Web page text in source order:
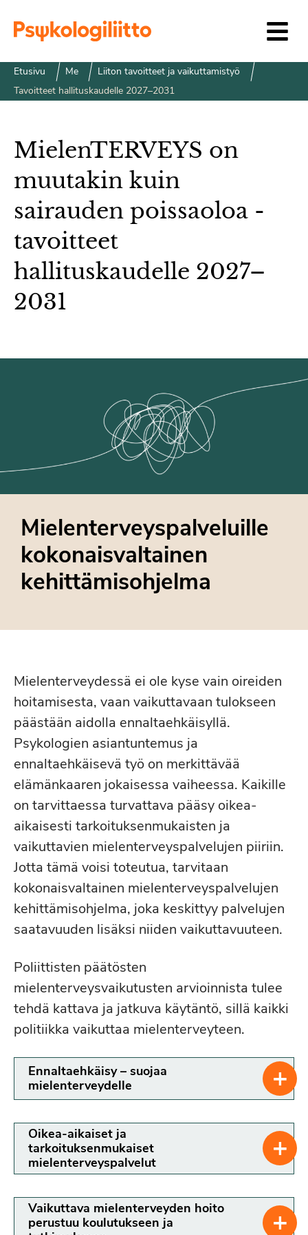
Etusivu Me
Liiton tavoitteet ja vaikuttamistyö
Tavoitteet hallituskaudelle 2027–2031
MielenTERVEYS on
muutakin kuin
sairauden poissaoloa -
tavoitteet
hallituskaudelle 2027–
2031
Mielenterveyspalveluille
kokonaisvaltainen
kehittämisohjelma
Mielenterveydessä ei ole kyse vain oireiden
hoitamisesta, vaan vaikuttavaan tulokseen
päästään aidolla ennaltaehkäisyllä.
Psykologien asiantuntemus ja
ennaltaehkäisevä työ on merkittävää
elämänkaaren jokaisessa vaiheessa. Kaikille
on tarvittaessa turvattava pääsy oikea-
aikaisesti tarkoituksenmukaisten ja
vaikuttavien mielenterveyspalvelujen piiriin.
Jotta tämä voisi toteutua, tarvitaan
kokonaisvaltainen mielenterveyspalvelujen
kehittämisohjelma, joka keskittyy palvelujen
saatavuuden lisäksi niiden vaikuttavuuteen.
Poliittisten päätösten
mielenterveysvaikutusten arvioinnista tulee
tehdä kattava ja jatkuva käytäntö, sillä kaikki
politiikka vaikuttaa mielenterveyteen.
Ennaltaehkäisy – suojaa
mielenterveydelle
+
Vaikuttava mielenterveyden tukeminen
alkaamielenterveyden edistämisestä ja
Hyvinvointialueita ja kuntia tulee
kannustaa panostamaan
Oikea-aikaiset ja
tarkoituksenmukaiset
mielenterveyspalvelut
+
Selkiytetään Terapiatakuun
Vaikuttava mielenterveyden hoito
perustuu koulutukseen ja
+